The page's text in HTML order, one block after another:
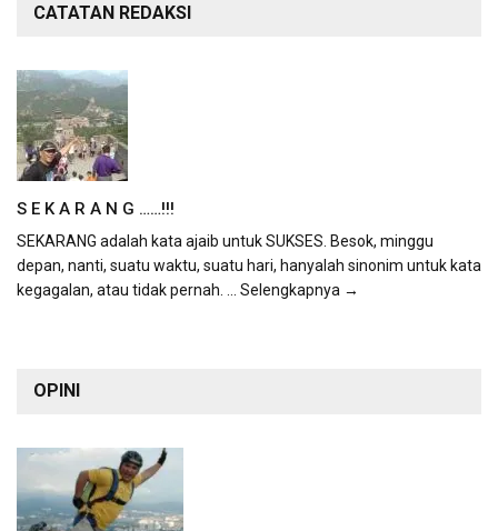
CATATAN REDAKSI
S E K A R A N G ……!!!
SEKARANG adalah kata ajaib untuk SUKSES. Besok, minggu
depan, nanti, suatu waktu, suatu hari, hanyalah sinonim untuk kata
kegagalan, atau tidak pernah. ... Selengkapnya →
OPINI